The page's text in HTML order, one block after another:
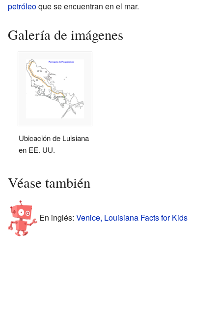
petróleoque se encuentran en el mar.
Galería de imágenes
Ubicación de Luisiana
en EE. UU.
Véase también
En inglés: Venice, Louisiana Facts for Kids